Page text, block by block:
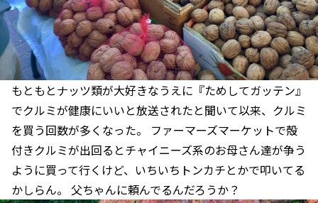
もともとナッツ類が大好きなうえに『ためしてガッテン』
でクルミが健康にいいと放送されたと聞いて以来、クルミ
を買う回数が多くなった。 ファーマーズマーケットで殻
付きクルミが出回るとチャイニーズ系のお母さん達が争う
ように買って行くけど、いちいちトンカチとかで叩いてる
かしらん。 父ちゃんに頼んでるんだろうか？